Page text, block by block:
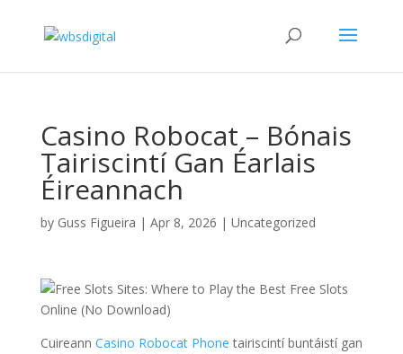
Casino Robocat – Bónais
Tairiscintí Gan Éarlais
Éireannach
by Guss Figueira | Apr 8, 2026 | Uncategorized
Cuireann Casino Robocat Phone tairiscintí buntáistí gan